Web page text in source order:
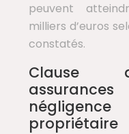
peuvent
milliers d’euros
constatés.
Clause
propriétaire